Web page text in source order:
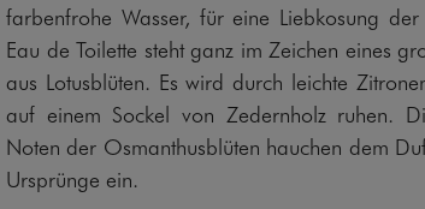
farbenfrohe Wasser, für eine Liebkosung
Eau de Toilette steht ganz im Zeichen eines
aus Lotusblüten. Es wird durch leichte
auf einem Sockel von Zedernholz ruhen.
Noten der Osmanthusblüten hauchen dem
Ursprünge ein.